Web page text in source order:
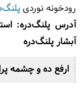
رودخونه نوردی
آدرس پلنگ‌دره:
آبشار پلنگ‌دره
ارفع ده و چشمه